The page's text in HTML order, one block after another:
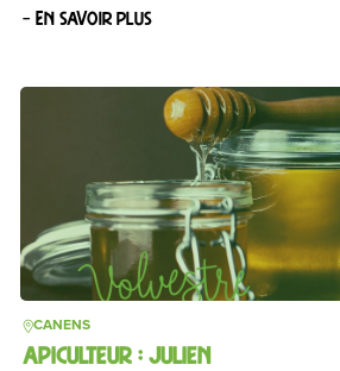
– En savoir plus
CANENS
APICULTEUR : JULIEN